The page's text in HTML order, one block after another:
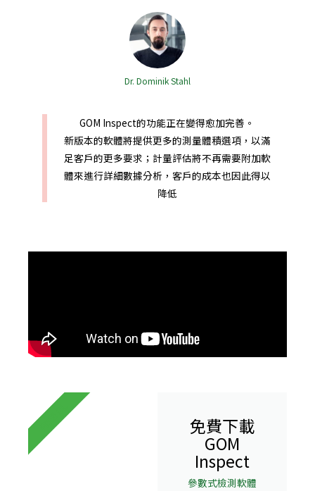
Dr. Dominik Stahl
GOM Inspect的功能正在變得愈加完善。
新版本的軟體將提供更多的測量體積選項，以滿
足客戶的更多要求；計量評估將不再需要附加軟
體來進行詳細數據分析，客戶的成本也因此得以
降低
免費下載
GOM
Inspect
參數式檢測軟體
FREE DL